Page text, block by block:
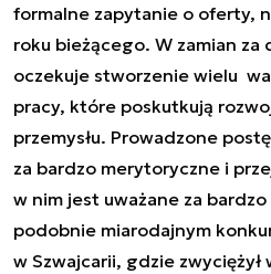
formalne zapytanie o oferty,
roku bieżącego. W zamian
oczekuje stworzenie wielu
pracy, które poskutkują
przemysłu. Prowadzone
za bardzo merytoryczne i
w nim jest uważane za
podobnie miarodajnym
w Szwajcarii, gdzie zwyciężył